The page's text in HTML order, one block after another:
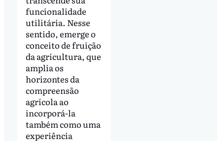
funcionalidade
utilitária. Nesse
sentido, emerge o
conceito de fruição
da agricultura, que
amplia os
horizontes da
compreensão
agrícola ao
incorporá-la
também como uma
experiência